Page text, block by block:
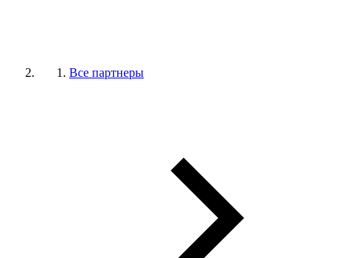
Все партнеры